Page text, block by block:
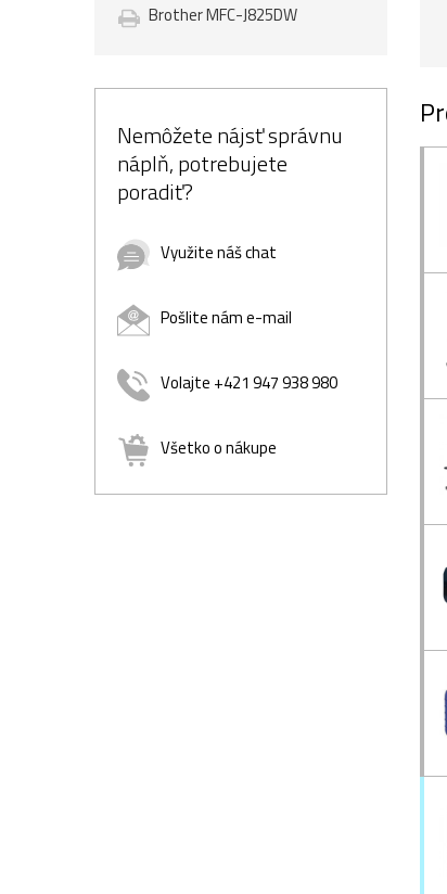
Brother MFC-J825DW
Nemôžete nájsť správnu
náplň, potrebujete
poradiť?
Využite náš chat
Pošlite nám e-mail
Volajte +421 947 938 980
Všetko o nákupe